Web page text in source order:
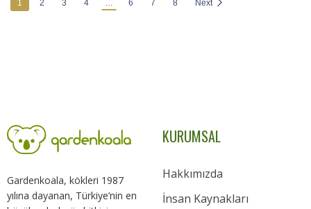
1 2 3 4 6 7 8 Next
Gardenkoala, kökleri 1987
yılına dayanan, Türkiye’nin en
KURUMSAL
Hakkımızda
İnsan Kaynakları